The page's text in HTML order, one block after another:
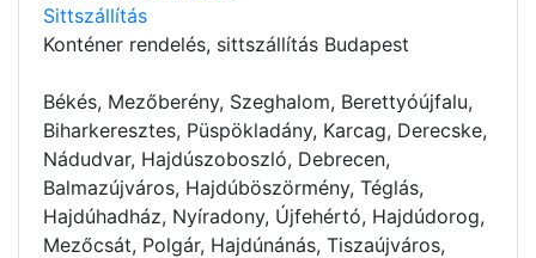
Sittszállítás
Konténer rendelés, sittszállítás Budapest
Békés, Mezőberény, Szeghalom, Berettyóújfalu,
Biharkeresztes, Püspökladány, Karcag, Derecske,
Nádudvar, Hajdúszoboszló, Debrecen,
Balmazújváros, Hajdúböszörmény, Téglás,
Hajdúhadház, Nyíradony, Újfehértó, Hajdúdorog,
Mezőcsát, Polgár, Hajdúnánás, Tiszaújváros,